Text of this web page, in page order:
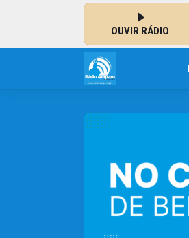
OUVIR RÁDIO